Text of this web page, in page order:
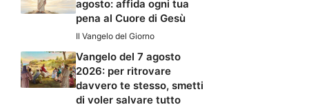
agosto: affida ogni tua
pena al Cuore di Gesù
Il Vangelo del Giorno
Vangelo del 7 agosto
2026: per ritrovare
davvero te stesso, smetti
di voler salvare tutto